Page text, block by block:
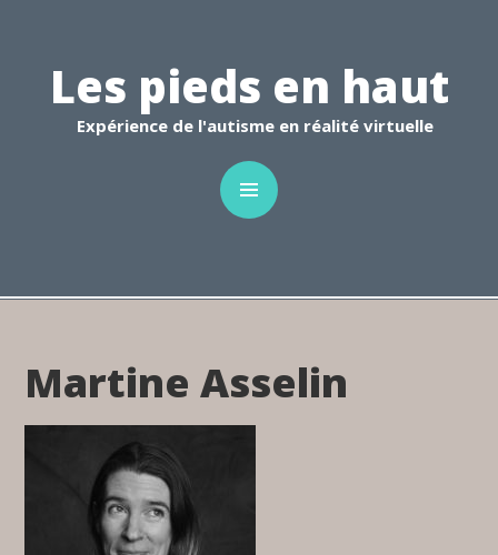
Les pieds en haut
Expérience de l'autisme en réalité virtuelle
Martine Asselin